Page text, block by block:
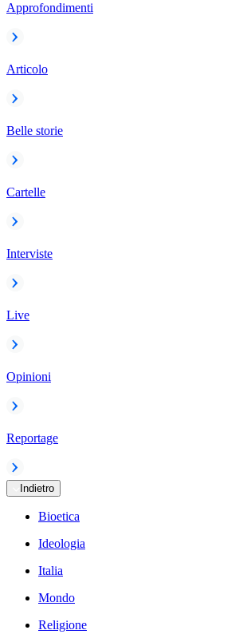
Approfondimenti
Articolo
Belle storie
Cartelle
Interviste
Live
Opinioni
Reportage
Indietro
Bioetica
Ideologia
Italia
Mondo
Religione